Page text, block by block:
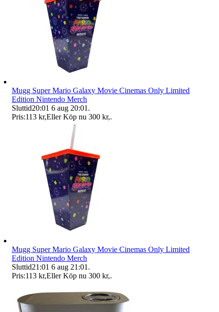
Mugg Super Mario Galaxy Movie Cinemas Only Limited
Edition Nintendo Merch
Sluttid20:01 6 aug 20:01 .
Pris:113 kr,Eller Köp nu 300 kr,.
Mugg Super Mario Galaxy Movie Cinemas Only Limited
Edition Nintendo Merch
Sluttid21:01 6 aug 21:01 .
Pris:113 kr,Eller Köp nu 300 kr,.